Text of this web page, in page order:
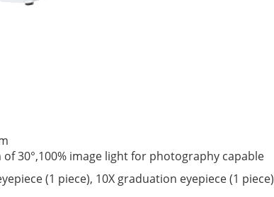
30°,100% image light for photography capable
(1 piece), 10X graduation eyepiece (1 piece)